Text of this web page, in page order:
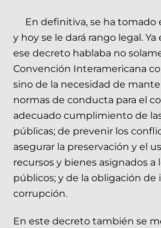
En definitiva, se ha tomado
y hoy se le dará rango legal.
ese decreto hablaba no
Convención Interamericana
sino de la necesidad de
normas de conducta para el
adecuado cumplimiento de
públicas; de prevenir los
asegurar la preservación y el
recursos y bienes asignados a
públicos; y de la obligación de
corrupción.
En este decreto también se